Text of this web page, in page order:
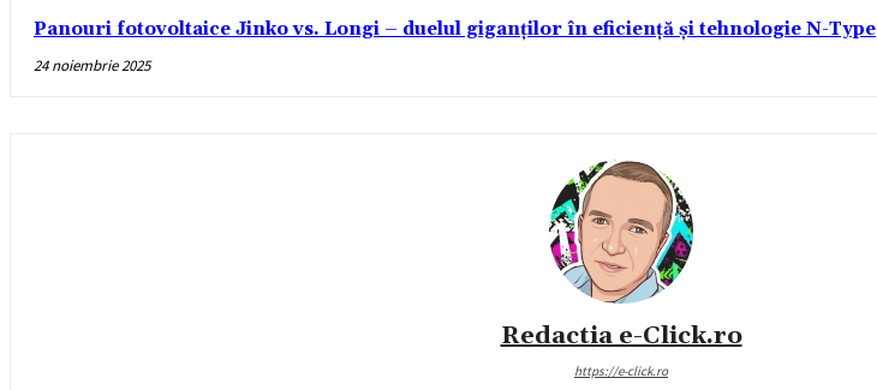
Panouri fotovoltaice Jinko vs. Longi – duelul giganților în eficiență și tehnologie N-Type
24 noiembrie 2025
Redactia e-Click.ro
https://e-click.ro